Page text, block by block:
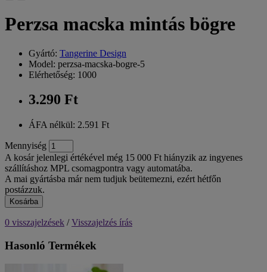
Perzsa macska mintás bögre
Gyártó: Tangerine Design
Model: perzsa-macska-bogre-5
Elérhetőség: 1000
3.290 Ft
ÁFA nélkül: 2.591 Ft
Mennyiség
A kosár jelenlegi értékével még 15 000 Ft hiányzik az ingyenes
szállításhoz MPL csomagpontra vagy automatába.
A mai gyártásba már nem tudjuk beütemezni, ezért hétfőn
postázzuk.
Kosárba
0 visszajelzések /Visszajelzés írás
Hasonló Termékek